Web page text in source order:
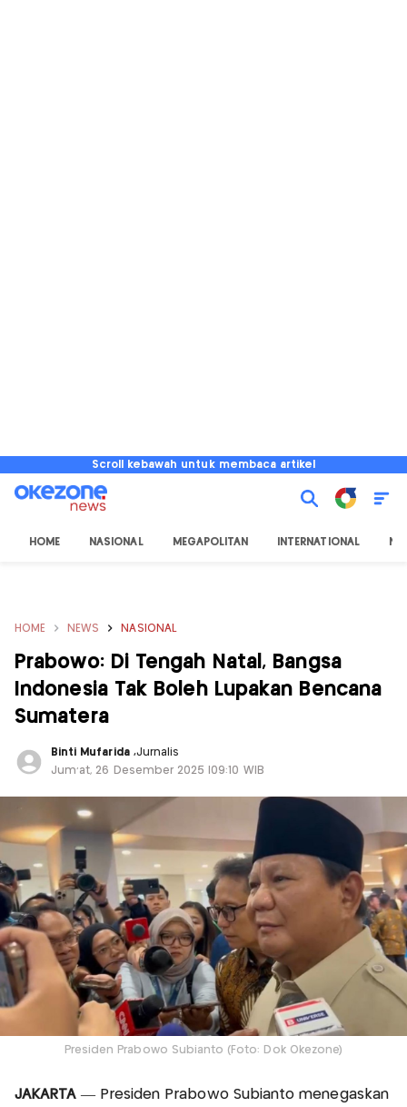
Scroll kebawah untuk membaca artikel
HOME NASIONAL MEGAPOLITAN INTERNATIONAL
HOME NEWS NASIONAL
Prabowo: Di Tengah Natal, Bangsa
Indonesia Tak Boleh Lupakan Bencana
Sumatera
Binti Mufarida ,Jurnalis
Jum'at, 26 Desember 2025 |09:10 WIB
Presiden Prabowo Subianto (Foto: Dok Okezone)
JAKARTA— Presiden Prabowo Subianto menegaskan